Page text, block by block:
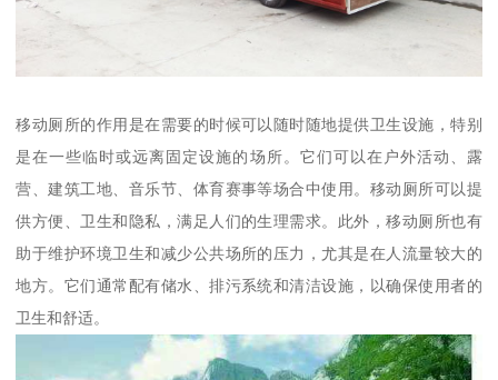
移动厕所的作用是在需要的时候可以随时随地提供卫生设施，特别
是在一些临时或远离固定设施的场所。它们可以在户外活动、露
营、建筑工地、音乐节、体育赛事等场合中使用。移动厕所可以提
供方便、卫生和隐私，满足人们的生理需求。此外，移动厕所也有
助于维护环境卫生和减少公共场所的压力，尤其是在人流量较大的
地方。它们通常配有储水、排污系统和清洁设施，以确保使用者的
卫生和舒适。